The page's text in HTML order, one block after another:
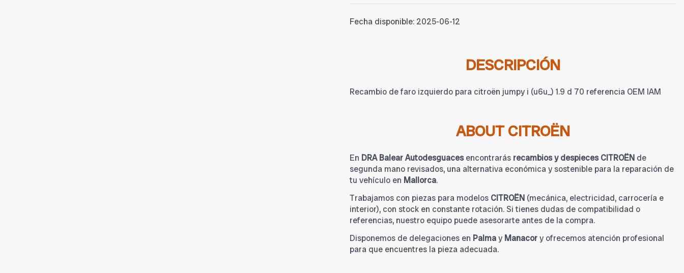
Fecha disponible: 2025-06-12
DESCRIPCIÓN
Recambio de faro izquierdo para citroën jumpy i (u6u_) 1.9 d 70 referencia OEM IAM
ABOUT CITROËN
En DRA Balear Autodesguacesencontrarás recambios y despieces CITROËN de
segunda mano revisados, una alternativa económica y sostenible para la reparación de
tu vehículo en Mallorca.
Trabajamos con piezas para modelos CITROËN (mecánica, electricidad, carrocería e
interior), con stock en constante rotación. Si tienes dudas de compatibilidad o
referencias, nuestro equipo puede asesorarte antes de la compra.
Disponemos de delegaciones en Palmay Manacory ofrecemos atención profesional
para que encuentres la pieza adecuada.